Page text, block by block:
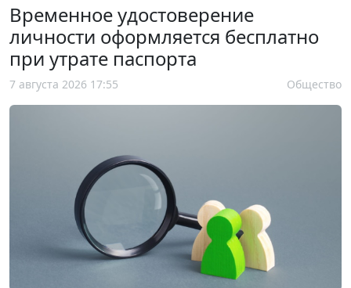
Временное удостоверение
личности оформляется бесплатно
при утрате паспорта
7 августа 2026 17:55 Общество